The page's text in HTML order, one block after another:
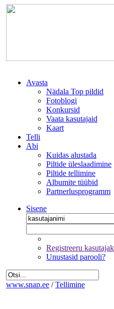
Avasta
Nädala Top pildid
Fotoblogi
Konkursid
Vaata kasutajaid
Kaart
Telli
Abi
Kuidas alustada
Piltide üleslaadimine
Piltide tellimine
Albumite tüübid
Partnerlusprogramm
Sisene
Registreeru
Unustasid parooli?
www.snap.ee / Tellimine